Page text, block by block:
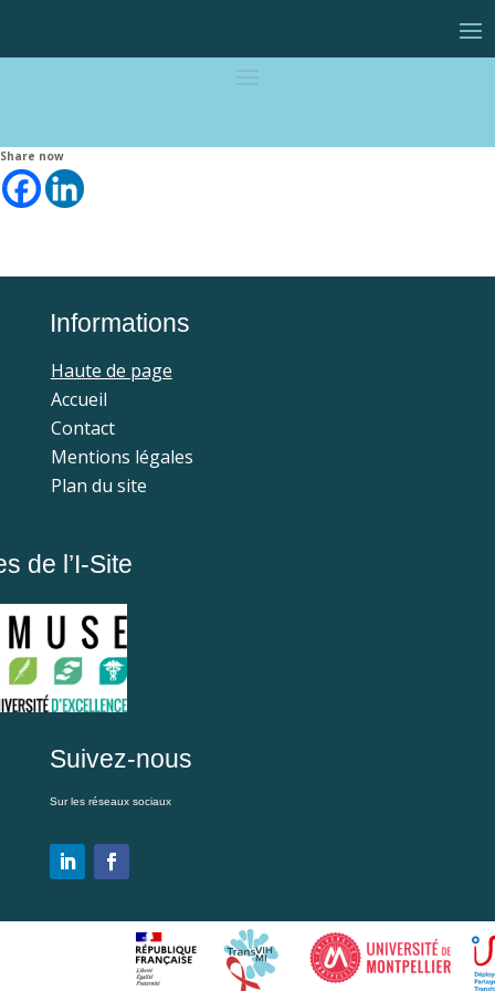
Share now
Informations
Haute de page
Accueil
Contact
Mentions légales
Plan du site
de l’I-Site
Suivez-nous
Sur les réseaux sociaux